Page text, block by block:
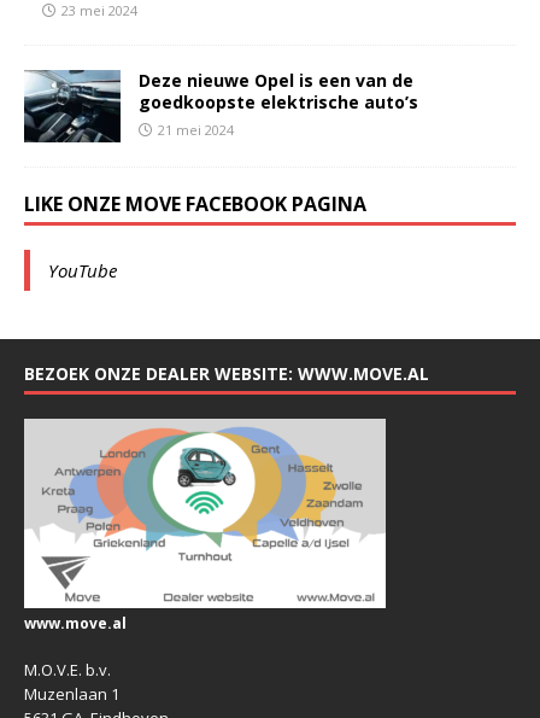
23 mei 2024
Deze nieuwe Opel is een van de
goedkoopste elektrische auto’s
21 mei 2024
LIKE ONZE MOVE FACEBOOK PAGINA
YouTube
BEZOEK ONZE DEALER WEBSITE: WWW.MOVE.AL
www.move.al
M.O.V.E. b.v.
Muzenlaan 1